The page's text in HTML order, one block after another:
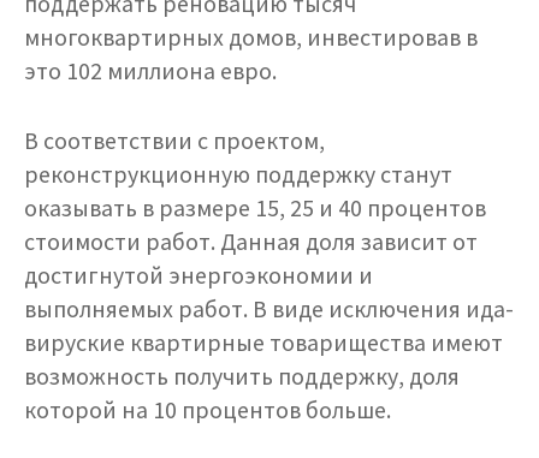
многоквартирных домов, инвестировав в
это 102 миллиона евро.
В соответствии с проектом,
реконструкционную поддержку станут
оказывать в размере 15, 25 и 40 процентов
стоимости работ. Данная доля зависит от
достигнутой энергоэкономии и
выполняемых работ. В виде исключения ида-
вируские квартирные товарищества имеют
возможность получить поддержку, доля
которой на 10 процентов больше.